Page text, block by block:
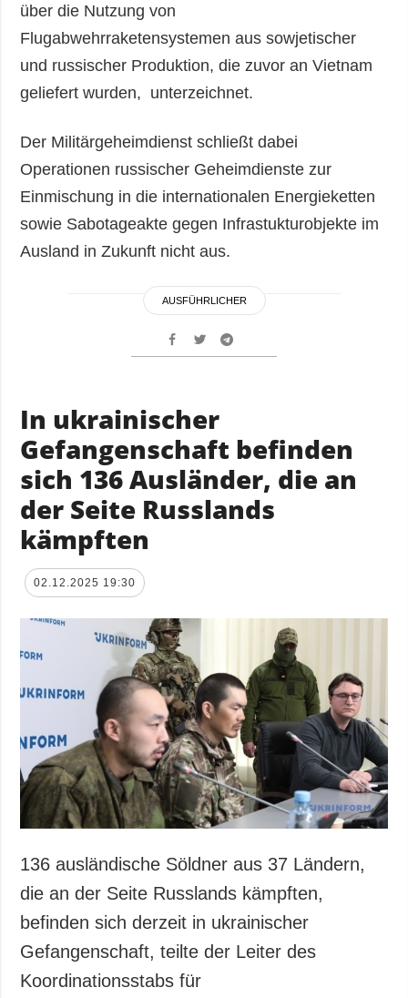
über die Nutzung von
Flugabwehrraketensystemen aus sowjetischer
und russischer Produktion, die zuvor an Vietnam
geliefert wurden, unterzeichnet.
Der Militärgeheimdienst schließt dabei
Operationen russischer Geheimdienste zur
Einmischung in die internationalen Energieketten
sowie Sabotageakte gegen Infrastukturobjekte im
Ausland in Zukunft nicht aus.
AUSFÜHRLICHER
In ukrainischer
Gefangenschaft befinden
sich 136 Ausländer, die an
der Seite Russlands
kämpften
02.12.2025 19:30
136 ausländische Söldner aus 37 Ländern,
die an der Seite Russlands kämpften,
befinden sich derzeit in ukrainischer
Gefangenschaft, teilte der Leiter des
Koordinationsstabs für